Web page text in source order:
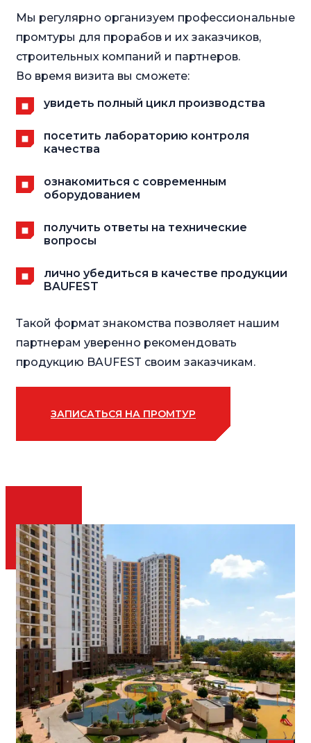
Мы регулярно организуем профессиональные
промтуры для прорабов и их заказчиков,
строительных компаний и партнеров.
Во время визита вы сможете:
увидеть полный цикл производства
посетить лабораторию контроля
качества
ознакомиться с современным
оборудованием
получить ответы на технические
вопросы
лично убедиться в качестве продукции
BAUFEST
Такой формат знакомства позволяет нашим
партнерам уверенно рекомендовать
продукцию BAUFEST своим заказчикам.
ЗАПИСАТЬСЯ НА ПРОМТУР